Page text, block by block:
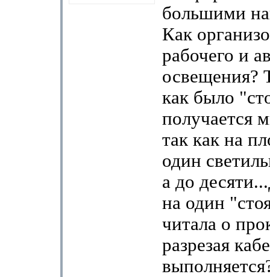
большими
Как
рабочего и
освещения?
как было
получается
так как на
один
а до
на один
читала о
разрезая